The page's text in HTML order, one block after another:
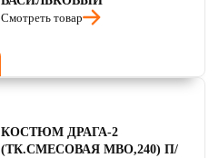
Смотреть товар
КОСТЮМ ДРАГА-2
(ТК.СМЕСОВАЯ МВО,240) П/